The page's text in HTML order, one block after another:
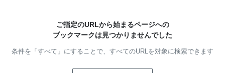
ご指定のURLから始まるページへの
ブックマークは見つかりませんでした
条件を「すべて」にすることで、 すべてのURLを対象に検索できます